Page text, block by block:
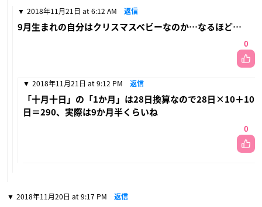
2018年11月21日 at 6:12 AM 返信
9月生まれの自分はクリスマスベビーなのか…なるほど…
0
2018年11月21日 at 9:12 PM 返信
「十月十日」の「1か月」は28日換算なので28日×10＋10
日＝290、実際は9か月半くらいね
0
2018年11月20日 at 9:17 PM 返信